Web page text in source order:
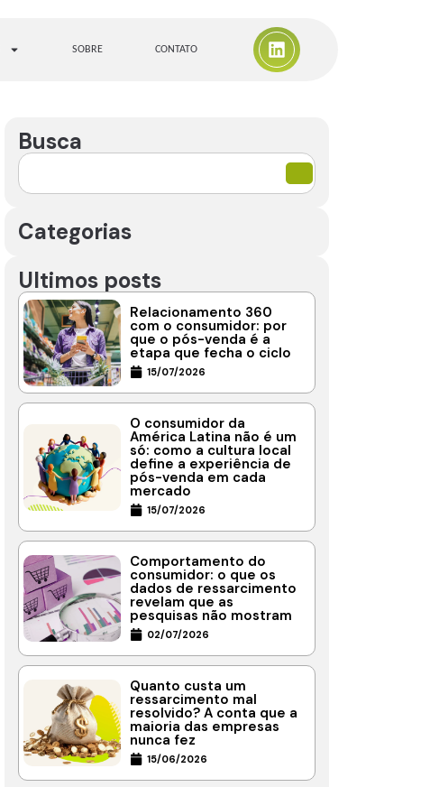
SOBRE CONTATO
Busca
Categorias
Ultimos posts
Relacionamento 360
com o consumidor: por
que o pós-venda é a
etapa que fecha o ciclo
15/07/2026
O consumidor da
América Latina não é um
só: como a cultura local
define a experiência de
pós-venda em cada
mercado
15/07/2026
Comportamento do
consumidor: o que os
dados de ressarcimento
revelam que as
pesquisas não mostram
02/07/2026
Quanto custa um
ressarcimento mal
resolvido? A conta que a
maioria das empresas
nunca fez
15/06/2026